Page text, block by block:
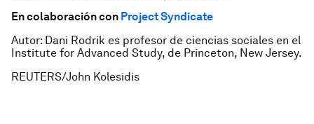
En colaboración con Project Syndicate
Autor: Dani Rodrik es profesor de ciencias sociales en el
Institute for Advanced Study, de Princeton, New Jersey.
REUTERS/John Kolesidis